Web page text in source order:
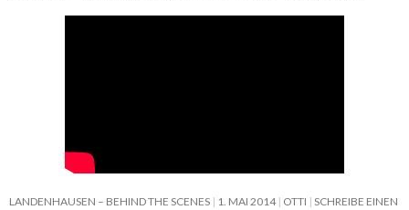
LANDENHAUSEN – BEHIND THE SCENES 1. MAI 2014 OTTI SCHREIBE EINEN